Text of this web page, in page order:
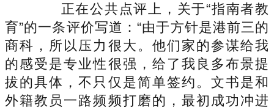
正在公共点评上，关于“指南者教
育”的一条评价写道：“由于方针是港前三的
商科，所以压力很大。他们家的参谋给我
的感受是专业性很强，给了我良多布景提
拔的具体，不只仅是简单签约。文书是和
外籍教员一路频频打磨的，最初成功冲进